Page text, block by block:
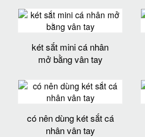
két sắt mini cá nhân
mở bằng vân tay
có nên dùng két sắt cá
nhân vân tay